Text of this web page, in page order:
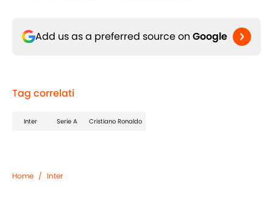
Add us as a preferred source on Google
Tag correlati
Inter Serie A Cristiano Ronaldo
Home / Inter